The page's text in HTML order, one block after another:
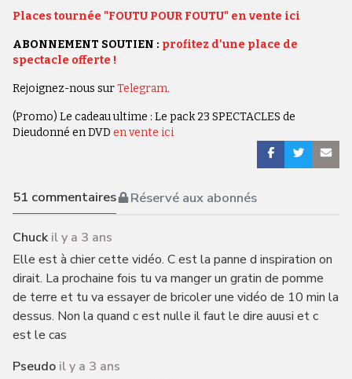
Places tournée "FOUTU POUR FOUTU" en vente ici
ABONNEMENT SOUTIEN : profitez d'une place de
spectacle offerte !
Rejoignez-nous surTelegram.
(Promo) Le cadeau ultime : Le pack 23 SPECTACLES de
Dieudonné en DVD en vente ici
51 commentaires Réservé aux abonnés
Chuck il y a 3 ans
Elle est à chier cette vidéo. C est la panne d inspiration on
dirait. La prochaine fois tu va manger un gratin de pomme
de terre et tu va essayer de bricoler une vidéo de 10 min la
dessus. Non la quand c est nulle il faut le dire auusi et c
est le cas
Pseudo il y a 3 ans